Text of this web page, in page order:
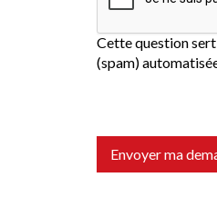
Cette question
(spam)
Envoyer ma